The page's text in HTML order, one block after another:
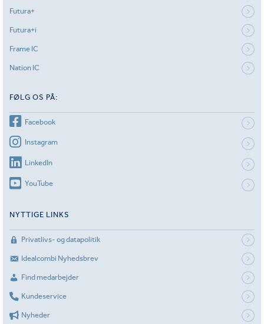
Futura+
Futura+i
Frame IC
Nation IC
FØLG OS PÅ:
Facebook
Instagram
LinkedIn
YouTube
NYTTIGE LINKS
Privatlivs- og datapolitik
Idealcombi Nyhedsbrev
Find medarbejder
Kundeservice
Nyheder